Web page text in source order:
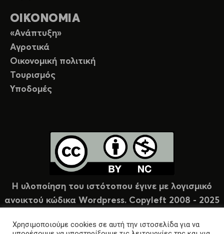
ΟΙΚΟΝΟΜΙΑ
«Ανάπτυξη»
Αγροτικά
Οικονομική πολιτική
Τουρισμός
Υποδομές
Η υλοποίηση του ιστότοπου έγινε με λογισμικό
ανοικτού κώδικα Wordpress. Copyleft 2008 - 2025
Χρησιμοποιούμε cookies σε αυτή την ιστοσελίδα για να